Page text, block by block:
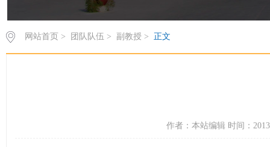
网站首页 > 团队队伍 > 副教授 > 正文
作者：本站编辑 时间：